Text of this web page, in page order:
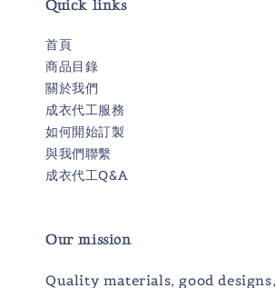
Quick links
首頁
商品目錄
關於我們
成衣代工服務
如何開始訂製
與我們聯繫
成衣代工Q&A
Our mission
Quality materials, good designs,